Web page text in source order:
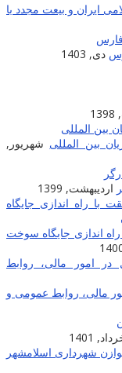
ایران و بیعت مجدد با
دی, 1403
شهریور,
اردیبهشت, 1399
اندازی جایگاه سوخت
مالی، روابط عمومی و
1401